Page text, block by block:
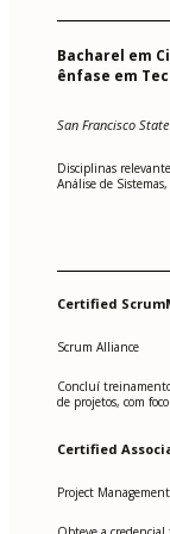
Bacharel em
ênfase em
San Francisco
Disciplinas
Análise de
Certified
Scrum Alliance
Concluí
de projetos, com
Certified
Project